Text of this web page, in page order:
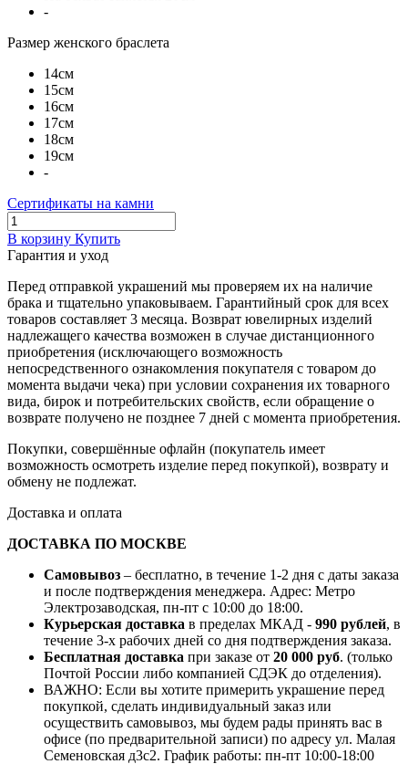
-
Размер женского браслета
14см
15см
16см
17см
18см
19см
-
Сертификаты на камни
В корзину Купить
Гарантия и уход
Перед отправкой украшений мы проверяем их на наличие
брака и тщательно упаковываем. Гарантийный срок для всех
товаров составляет 3 месяца. Возврат ювелирных изделий
надлежащего качества возможен в случае дистанционного
приобретения (исключающего возможность
непосредственного ознакомления покупателя с товаром до
момента выдачи чека) при условии сохранения их товарного
вида, бирок и потребительских свойств, если обращение о
возврате получено не позднее 7 дней с момента приобретения.
Покупки, совершённые офлайн (покупатель имеет
возможность осмотреть изделие перед покупкой), возврату и
обмену не подлежат.
Доставка и оплата
ДОСТАВКА ПО МОСКВЕ
Самовывоз – бесплатно, в течение 1-2 дня с даты заказа
и после подтверждения менеджера. Адрес: Метро
Электрозаводская, пн-пт с 10:00 до 18:00.
Курьерская доставка в пределах МКАД - 990 рублей, в
течение 3-х рабочих дней со дня подтверждения заказа.
Бесплатная доставка при заказе от 20 000 руб. (только
Почтой России либо компанией СДЭК до отделения).
ВАЖНО: Если вы хотите примерить украшение перед
покупкой, сделать индивидуальный заказ или
осуществить самовывоз, мы будем рады принять вас в
офисе (по предварительной записи) по адресу ул. Малая
Семеновская д3с2. График работы: пн-пт 10:00-18:00